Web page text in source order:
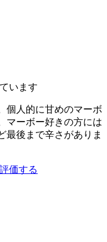
います
個人的に甘めのマーボ
マーボー好きの方には
最後まで辛さがありま
評価する